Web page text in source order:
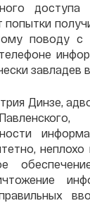
поводу с
Динзе,
неплохо